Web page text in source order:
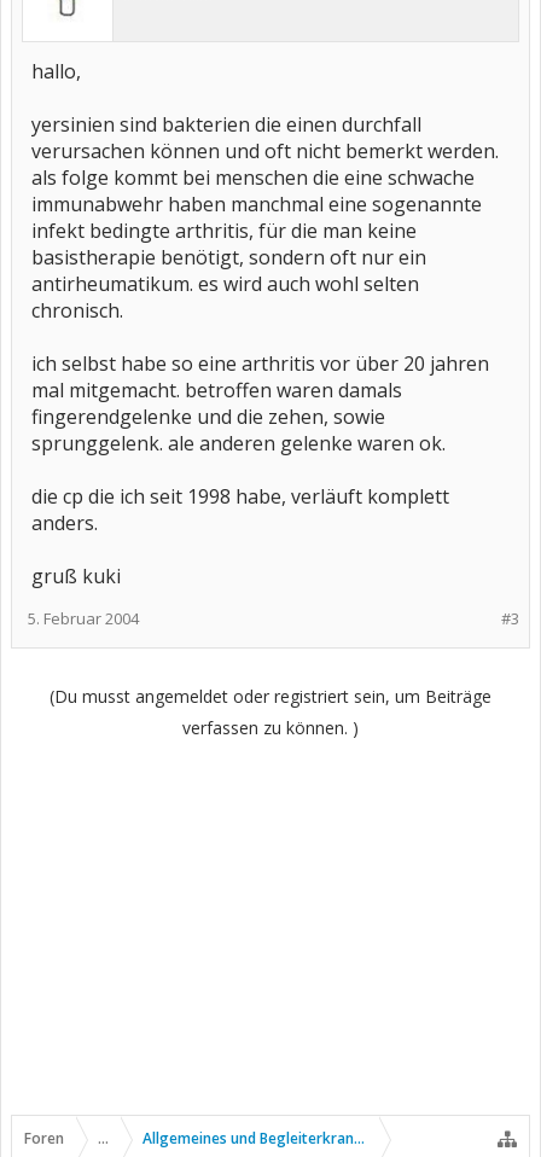
hallo,
yersinien sind bakterien die einen durchfall
verursachen können und oft nicht bemerkt werden.
als folge kommt bei menschen die eine schwache
immunabwehr haben manchmal eine sogenannte
infekt bedingte arthritis, für die man keine
basistherapie benötigt, sondern oft nur ein
antirheumatikum. es wird auch wohl selten
chronisch.
ich selbst habe so eine arthritis vor über 20 jahren
mal mitgemacht. betroffen waren damals
fingerendgelenke und die zehen, sowie
sprunggelenk. ale anderen gelenke waren ok.
die cp die ich seit 1998 habe, verläuft komplett
anders.
gruß kuki
#3
5. Februar 2004
(Du musst angemeldet oder registriert sein, um Beiträge
verfassen zu können. )
Foren ... Allgemeines und Begleiterkrankungen